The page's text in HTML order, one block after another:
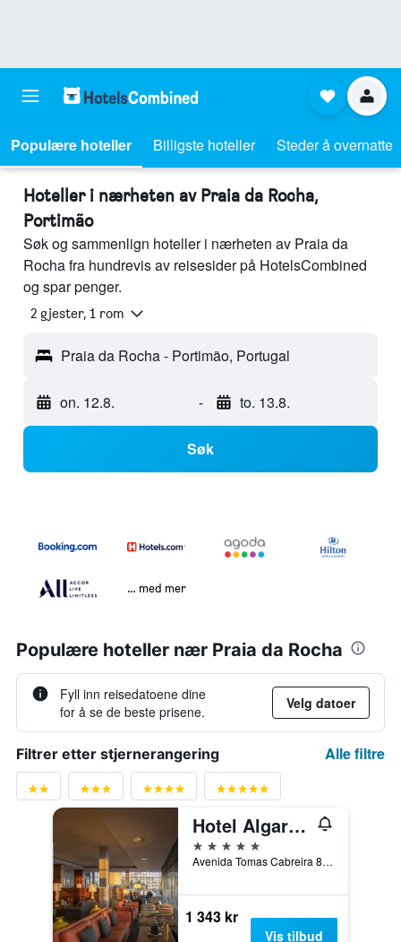
Populære hoteller Billigste hoteller Steder å overnatte
Hoteller i nærheten av Praia da Rocha,
Portimão
Søk og sammenlign hoteller i nærheten av Praia da
Rocha fra hundrevis av reisesider på HotelsCombined
og spar penger.
2 gjester, 1 rom
Praia da Rocha - Portimão, Portugal
on. 12.8. - to. 13.8.
Søk
… med mer
Populære hoteller nær Praia da Rocha
Fyll inn reisedatoene dine
for å se de beste prisene.
Velg datoer
Filtrer etter stjernerangering Alle filtre
Hotel Algarve Casino
5 stjerner
Avenida Tomas Cabreira 8500-802 Praia da Rocha, Portimão, Faro, Portugal
1 343 kr
Vis tilbud